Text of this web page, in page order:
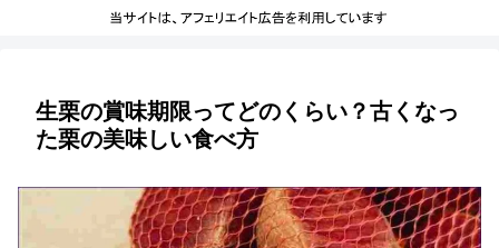
生栗の賞味期限ってどのくらい？古くなっ
た栗の美味しい食べ方